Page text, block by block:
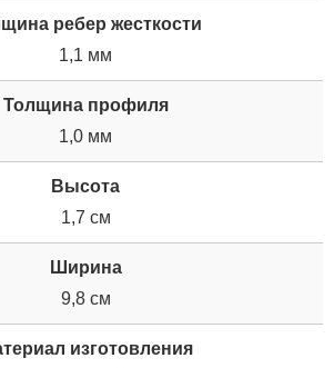
ребер жесткости
1,1 мм
Толщина профиля
1,0 мм
Высота
1,7 см
Ширина
9,8 см
изготовления